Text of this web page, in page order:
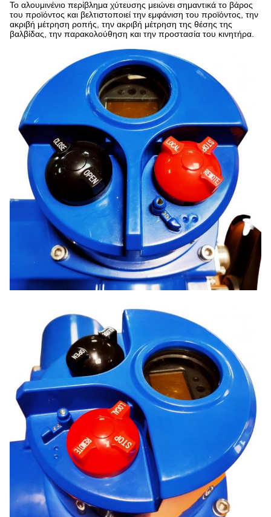
Το αλουμινένιο περίβλημα χύτευσης μειώνει σημαντικά το βάρος
του προϊόντος και βελτιστοποιεί την εμφάνιση του προϊόντος, την
ακριβή μέτρηση ροπής, την ακριβή μέτρηση της θέσης της
βαλβίδας, την παρακολούθηση και την προστασία του κινητήρα.